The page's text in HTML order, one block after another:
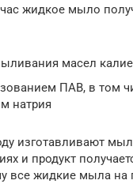
жидкое мыло
масел
ПАВ, в том
натрия
изготавливают
и продукт
все жидкие мыла на